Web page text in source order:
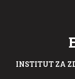
INSTITUT ZA